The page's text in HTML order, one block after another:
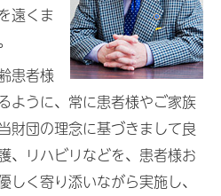
遠くま
患者様
ように、常に患者様やご家族
財団の理念に基づきまして良
、リハビリなどを、患者様お
く寄り添いながら実施し、